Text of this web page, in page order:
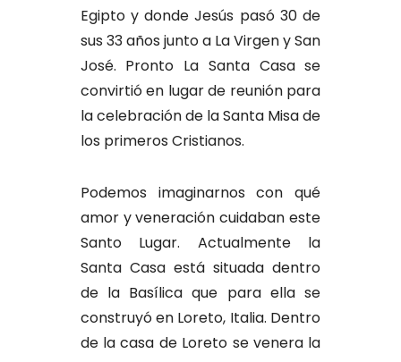
Egipto y donde Jesús pasó 30 de
sus 33 años junto a La Virgen y San
José. Pronto La Santa Casa se
convirtió en lugar de reunión para
la celebración de la Santa Misa de
los primeros Cristianos.
Podemos imaginarnos con qué
amor y veneración cuidaban este
Santo Lugar. Actualmente la
Santa Casa está situada dentro
de la Basílica que para ella se
construyó en Loreto, Italia. Dentro
de la casa de Loreto se venera la